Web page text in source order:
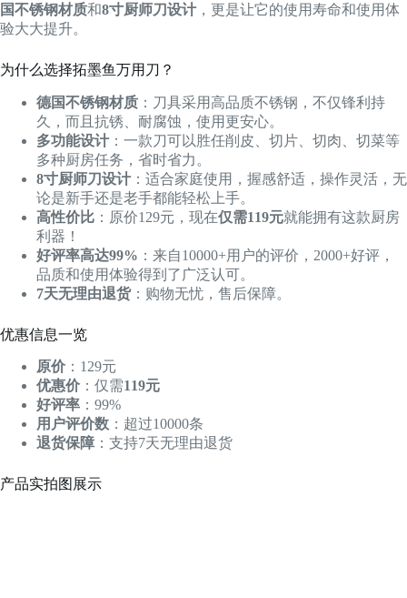
国不锈钢材质和8寸厨师刀设计 ，更是让它的使用寿命和使用体
验大大提升。
为什么选择拓墨鱼万用刀？
德国不锈钢材质 ：刀具采用高品质不锈钢，不仅锋利持
久，而且抗锈、耐腐蚀，使用更安心。
多功能设计 ：一款刀可以胜任削皮、切片、切肉、切菜等
多种厨房任务，省时省力。
8寸厨师刀设计 ：适合家庭使用，握感舒适，操作灵活，无
论是新手还是老手都能轻松上手。
高性价比 ：原价129元，现在仅需119元就能拥有这款厨房
利器！
好评率高达99% ：来自10000+用户的评价，2000+好评，
品质和使用体验得到了广泛认可。
7天无理由退货：购物无忧，售后保障。
优惠信息一览
原价 ：129元
优惠价 ：仅需119元
好评率 ：99%
用户评价数 ：超过10000条
退货保障 ：支持7天无理由退货
产品实拍图展示